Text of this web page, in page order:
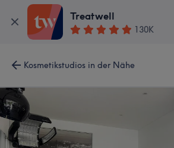
Treatwell
130K
Kosmetikstudios in der Nähe